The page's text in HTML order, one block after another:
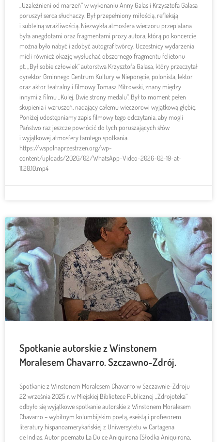
„Uzależnieni od marzeń” w wykonaniu Anny Galas i Krzysztofa Galasa
poruszył serca słuchaczy. Był przepełniony miłością, refleksją
i subtelną wrażliwością. Niezwykła atmosfera wieczoru przeplatana
była anegdotami oraz fragmentami prozy autora, którą po koncercie
można było nabyć i zdobyć autograf twórcy. Uczestnicy wydarzenia
mieli również okazję wysłuchać obszernego fragmentu felietonu
pt. „Był sobie człowiek” autorstwa Krzysztofa Galasa, który przeczytał
dyrektor Gminnego Centrum Kultury w Nieporęcie, polonista, lektor
oraz aktor teatralny i filmowy Tomasz Mitrowski, znany między
innymi z filmu „Kulej. Dwie strony medalu”. Był to moment pełen
skupienia i wzruszeń, nadający całemu wieczorowi wyjątkową głębię.
Poniżej udostępniamy zapis filmowy tego odczytania, aby mogli
Państwo raz jeszcze powrócić do tych poruszających słów
i wyjątkowej atmosfery tamtego spotkania.
https://wspolnaprzestrzen.org/wp-
content/uploads/2026/02/WhatsApp-Video-2026-02-19-at-
11.20.10.mp4
Spotkanie autorskie z Winstonem
Moralesem Chavarro. Szczawno-Zdrój.
Spotkanie z Winstonem Moralesem Chavarro w Szczawnie-Zdroju
22 września 2025 r. w Miejskiej Bibliotece Publicznej „Zdrojoteka”
odbyło się wyjątkowe spotkanie autorskie z Winstonem Moralesem
Chavarro – wybitnym kolumbijskim poetą, eseistą i profesorem
literatury hispanoamerykańskiej z Uniwersytetu w Cartagena
de Indias. Autor poematu La Dulce Aniquirona (Słodka Aniquirona,